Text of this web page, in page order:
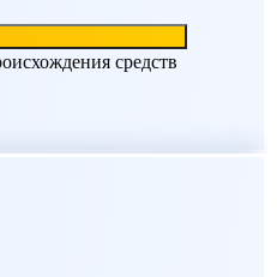
средств